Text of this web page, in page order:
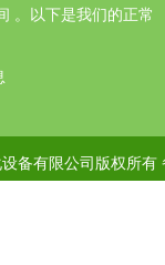
。以下是我们的正常
备有限公司版权所有